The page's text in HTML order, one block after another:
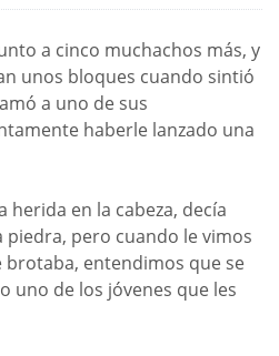
a cinco muchachos más, y
unos bloques cuando sintió
a uno de sus
haberle lanzado una
herida en la cabeza, decía
pero cuando le vimos
brotaba, entendimos que se
uno de los jóvenes que les